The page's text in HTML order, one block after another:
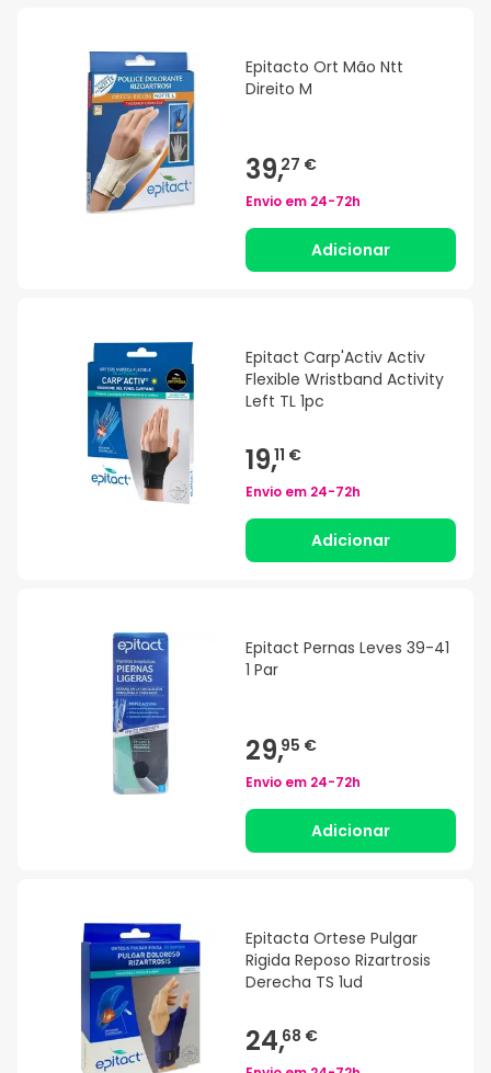
Epitacto Ort Mão Ntt
Direito M
39,27 €
Envio em 24-72h
Adicionar
Epitact Carp'Activ Activ
Flexible Wristband Activity
Left TL 1pc
19,11 €
Envio em 24-72h
Adicionar
Epitact Pernas Leves 39-41
1 Par
29,95 €
Envio em 24-72h
Adicionar
Epitacta Ortese Pulgar
Rigida Reposo Rizartrosis
Derecha TS 1ud
24,68 €